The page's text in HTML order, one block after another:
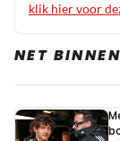
klik hier voor
NET BINNEN